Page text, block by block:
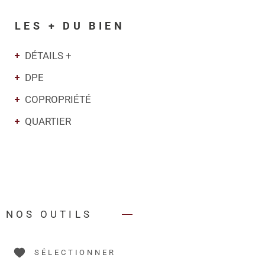
LES + DU BIEN
DÉTAILS +
DPE
COPROPRIÉTÉ
QUARTIER
NOS OUTILS
SÉLECTIONNER